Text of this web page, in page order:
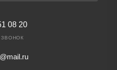
08 20
ЗВОНОК